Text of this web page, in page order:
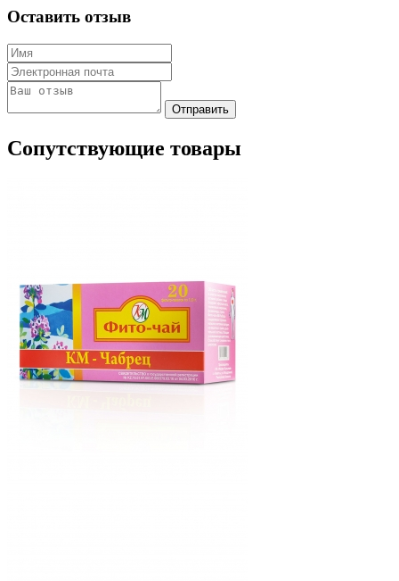
Оставить отзыв
Сопутствующие товары